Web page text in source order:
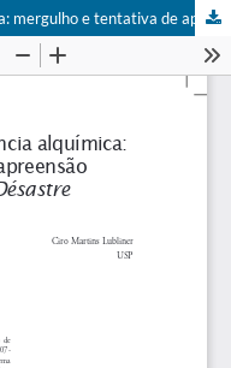
O Desastre como substância alquímica: mergulho e tentativa de apreensão através de L'Écriture du Désastre